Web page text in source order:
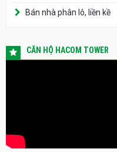
Bán nhà phân lô, liền kề
CĂN HỘ HACOM TOWER